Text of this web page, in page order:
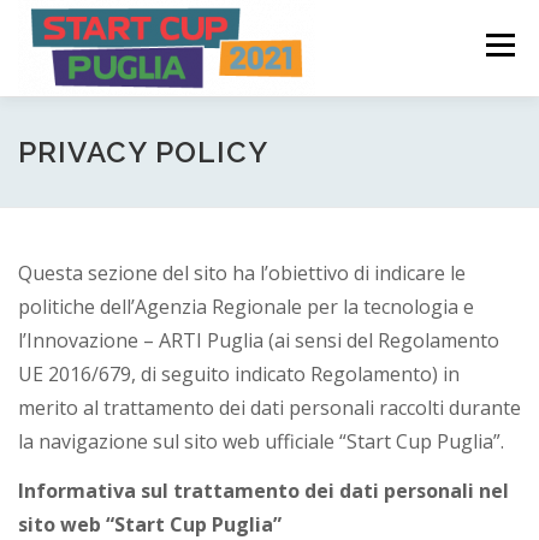
Passa
contenuto
a
t
u
p
P
u
Menù
COME FUNZIONA PARTECIPA
PRIVACY POLICY
Questa sezione del sito ha l’obiettivo di indicare le
politiche dell’Agenzia Regionale per la tecnologia e
l’Innovazione – ARTI Puglia (ai sensi del Regolamento
UE 2016/679, di seguito indicato Regolamento) in
merito al trattamento dei dati personali raccolti durante
la navigazione sul sito web ufficiale “Start Cup Puglia”.
Informativa sul trattamento dei dati personali nel
sito web “Start Cup Puglia”